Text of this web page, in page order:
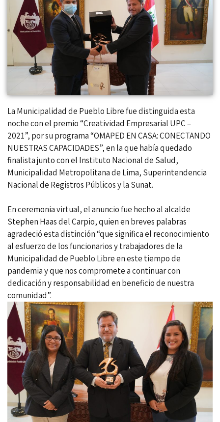
La Municipalidad de Pueblo Libre fue distinguida esta
noche con el premio “Creatividad Empresarial UPC –
2021”, por su programa “OMAPED EN CASA: CONECTANDO
NUESTRAS CAPACIDADES”, en la que había quedado
finalista junto con el Instituto Nacional de Salud,
Municipalidad Metropolitana de Lima, Superintendencia
Nacional de Registros Públicos y la Sunat.
En ceremonia virtual, el anuncio fue hecho al alcalde
Stephen Haas del Carpio, quien en breves palabras
agradeció esta distinción “que significa el reconocimiento
al esfuerzo de los funcionarios y trabajadores de la
Municipalidad de Pueblo Libre en este tiempo de
pandemia y que nos compromete a continuar con
dedicación y responsabilidad en beneficio de nuestra
comunidad”.